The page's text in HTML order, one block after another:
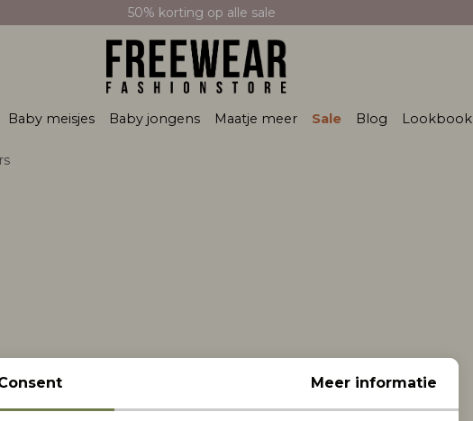
50% korting op alle sale
Baby meisjes Baby jongens Maatje meer Sale Blog Lookbook
Meer informatie